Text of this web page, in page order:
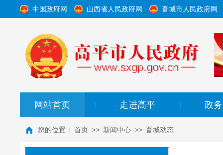
中国政府网 山西省人民政府网 晋城市人民政府网
网站首页 走进高平 政
您的位置： 首页 >> 新闻中心 >> 晋城动态